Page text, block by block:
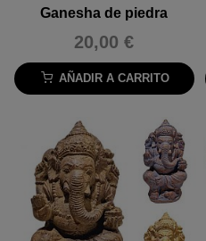
Ganesha de piedra
20,00 €
AÑADIR A CARRITO